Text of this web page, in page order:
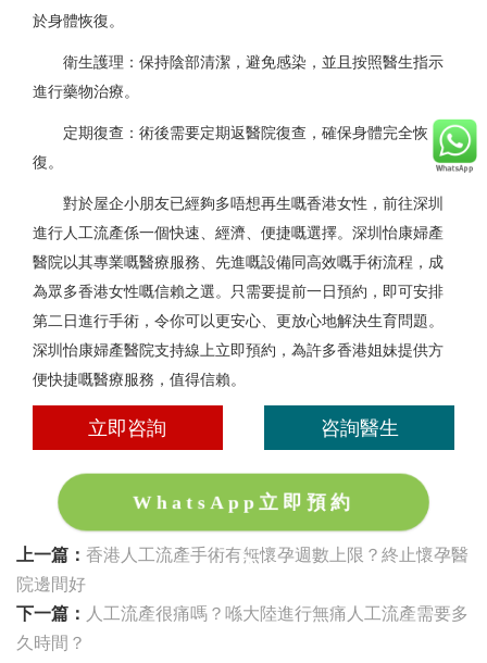
於身體恢復。
衛生護理：保持陰部清潔，避免感染，並且按照醫生指示
進行藥物治療。
定期復查：術後需要定期返醫院復查，確保身體完全恢
復。
對於屋企小朋友已經夠多唔想再生嘅香港女性，前往深圳
進行人工流產係一個快速、經濟、便捷嘅選擇。深圳怡康婦產
醫院以其專業嘅醫療服務、先進嘅設備同高效嘅手術流程，成
為眾多香港女性嘅信賴之選。只需要提前一日預約，即可安排
第二日進行手術，令你可以更安心、更放心地解決生育問題。
深圳怡康婦產醫院支持線上立即預約，為許多香港姐妹提供方
便快捷嘅醫療服務，值得信賴。
立即咨詢 咨詢醫生
WhatsApp立即預約
上一篇： 香港人工流產手術有無懷孕週數上限？終止懷孕醫
院邊間好
下一篇： 人工流產很痛嗎？喺大陸進行無痛人工流產需要多
久時間？